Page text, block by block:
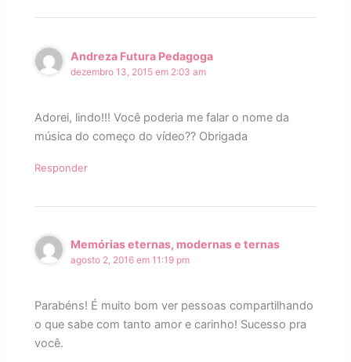
Andreza Futura Pedagoga
dezembro 13, 2015 em 2:03 am
Adorei, lindo!!! Você poderia me falar o nome da
música do começo do vídeo?? Obrigada
Responder
Memórias eternas, modernas e ternas
agosto 2, 2016 em 11:19 pm
Parabéns! É muito bom ver pessoas compartilhando
o que sabe com tanto amor e carinho! Sucesso pra
você.